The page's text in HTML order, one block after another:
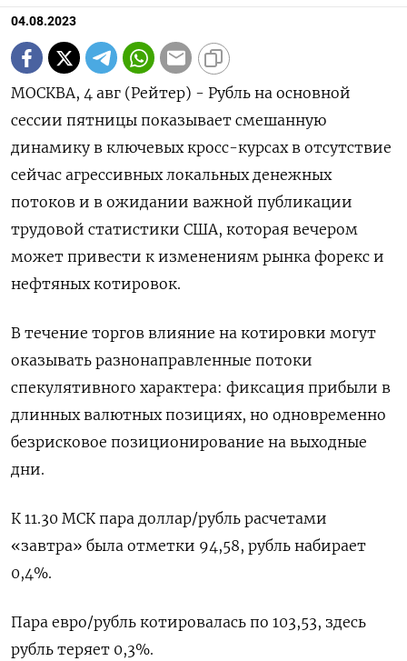
04.08.2023
МОСКВА, 4 авг (Рейтер) - Рубль на основной
сессии пятницы показывает смешанную
динамику в ключевых кросс-курсах в отсутствие
сейчас агрессивных локальных денежных
потоков и в ожидании важной публикации
трудовой статистики США, которая вечером
может привести к изменениям рынка форекс и
нефтяных котировок.
В течение торгов влияние на котировки могут
оказывать разнонаправленные потоки
спекулятивного характера: фиксация прибыли в
длинных валютных позициях, но одновременно
безрисковое позиционирование на выходные
дни.
К 11.30 МСК пара доллар/рубль расчетами
«завтра» была отметки 94,58, рубль набирает
0,4%.
Пара евро/рубль котировалась по 103,53, здесь
рубль теряет 0,3%.